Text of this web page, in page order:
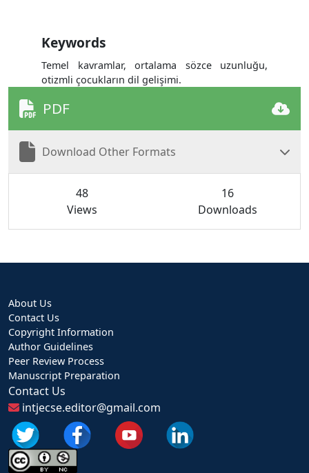
Keywords
Temel kavramlar, ortalama sözce uzunluğu,
otizmli çocukların dil gelişimi.
PDF
Download Other Formats
48
Views
16
Downloads
About Us
Contact Us
Copyright Information
Author Guidelines
Peer Review Process
Manuscript Preparation
Contact Us
intjecse.editor@gmail.com